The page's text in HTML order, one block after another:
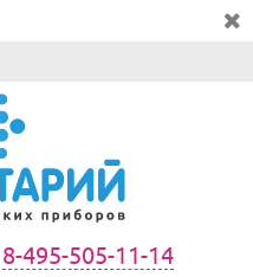
8-495-505-11-14